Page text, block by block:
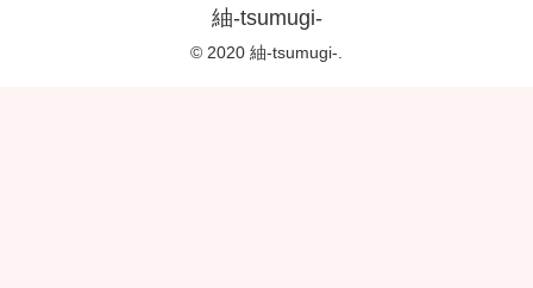
紬-tsumugi-
© 2020 紬-tsumugi-.